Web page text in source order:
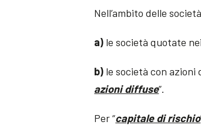
Nell’ambito delle
a) le società quotate
b) le società con
azioni diffuse”.
Per “capitale di rischio